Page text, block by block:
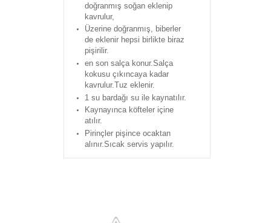
doğranmış soğan eklenip
kavrulur,
Üzerine doğranmış, biberler
de eklenir hepsi birlikte biraz
pişirilir.
en son salça konur.Salça
kokusu çıkıncaya kadar
kavrulur.Tuz eklenir.
1 su bardağı su ile kaynatılır.
Kaynayınca köfteler içine
atılır.
Pirinçler pişince ocaktan
alınır.Sıcak servis yapılır.